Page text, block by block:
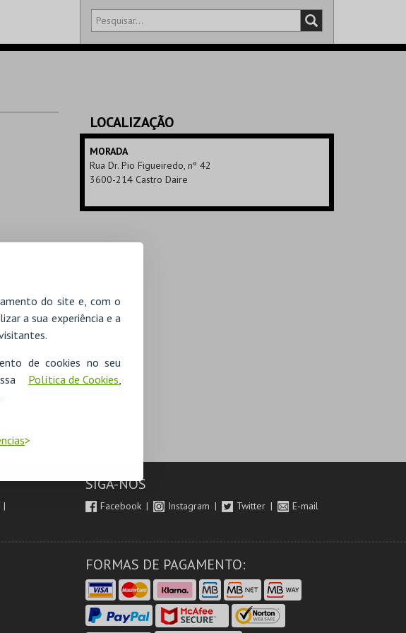
do site e, com o
a sua experiência e a
de cookies no seu
Política de Cookies,
LOCALIZAÇÃO
MORADA
Rua Dr. Pio Figueiredo, nº 42
3600-214 Castro Daire
SIGA-NOS
Facebook Instagram Twitter E-mail
FORMAS DE PAGAMENTO: